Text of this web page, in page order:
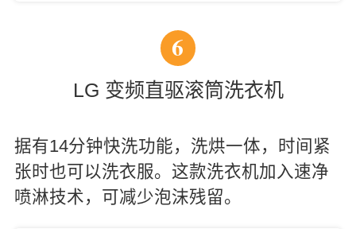
6
LG 变频直驱滚筒洗衣机
据有14分钟快洗功能，洗烘一体，时间紧
张时也可以洗衣服。这款洗衣机加入速净
喷淋技术，可减少泡沫残留。